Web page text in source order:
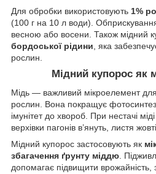
Для обробки використовують 1%
(100 г на 10 л води).
весною або восени. Також мідний
бордоської рідини , яка
рослин.
Мідний купорос як
Мідь — важливий мікроелемент
рослин. Вона покращує
імунітет до хвороб. При нестачі
верхівки пагонів в’януть, листя
Мідний купорос застосовують як
збагачення ґрунту міддю .
допомагає підвищити врожайність,